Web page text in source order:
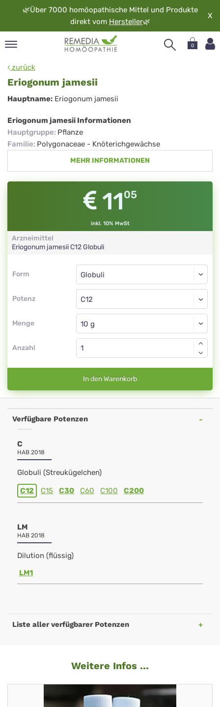
🌿Über 7000 homöopathische Mittel und Produkte
direkt vom Hersteller🌿
X
0
zurück
Eriogonum jamesii
Eriogonum
jamesii
Hauptname: Eriogonum jamesii
Eriogonum jamesii Informationen
Hauptgruppe: Pflanze
Familie: Polygonaceae - Knöterichgewächse
MEHR INFORMATIONEN
1105
inkl. 10% MwSt
Arzneimittel
Eriogonum jamesiiC12Globuli
Form
Form
Potenz
Globuli
C12
Menge
Globuli
Anzahl
In den Warenkorb
Verfügbare Potenzen
C
HAB 2018
Globuli (Streukügelchen)
C12 C15 C30 C60 C100 C200
LM
HAB 2018
Dilution (flüssig)
LM1
Liste aller verfügbarer Potenzen
Weitere Infos ...